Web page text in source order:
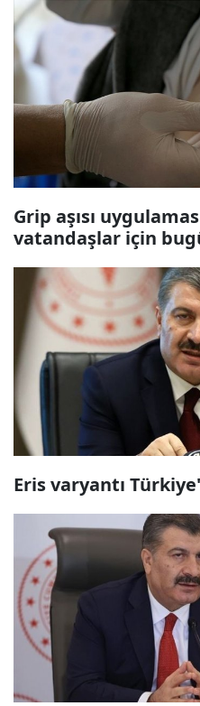
Grip aşısı
vatandaşlar için
Eris varyantı